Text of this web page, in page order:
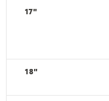
17"
18"